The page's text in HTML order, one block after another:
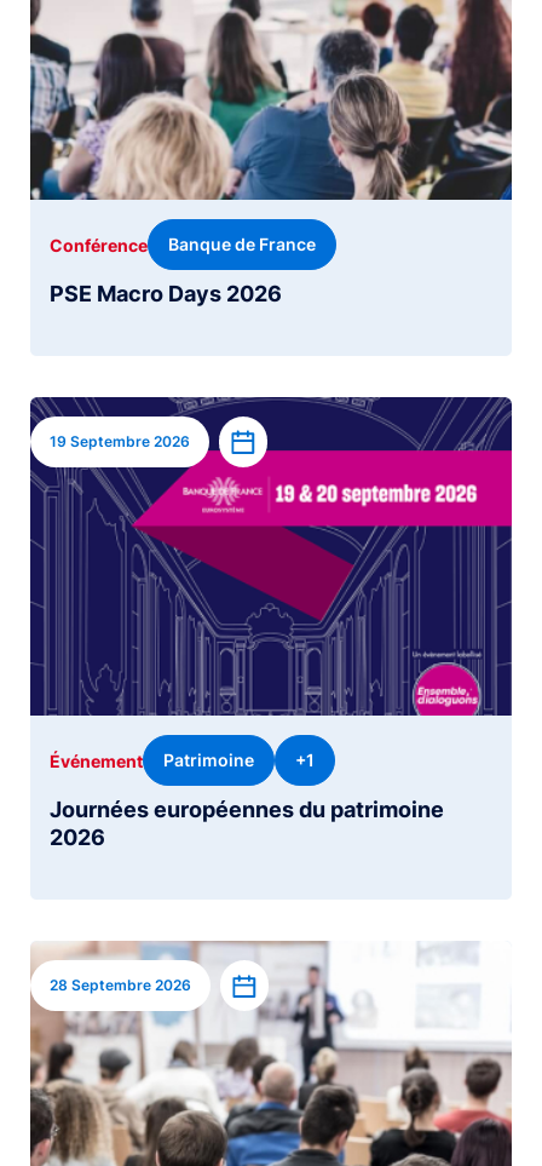
PSE Macro Days 2026
Conférence Banque de France
Image
19 Septembre 2026 Ajouter à l’agenda
Journées européennes du patrimoine
2026
Événement Patrimoine +1
Image
28 Septembre 2026 Ajouter à l’agenda